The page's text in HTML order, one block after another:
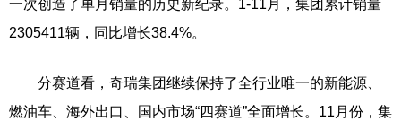
一次创造了单月销量的历史新纪录。1-11月，集团累计销量
2305411辆，同比增长38.4%。
分赛道看，奇瑞集团继续保持了全行业唯一的新能源、
燃油车、海外出口、国内市场“四赛道”全面增长。11月份，集